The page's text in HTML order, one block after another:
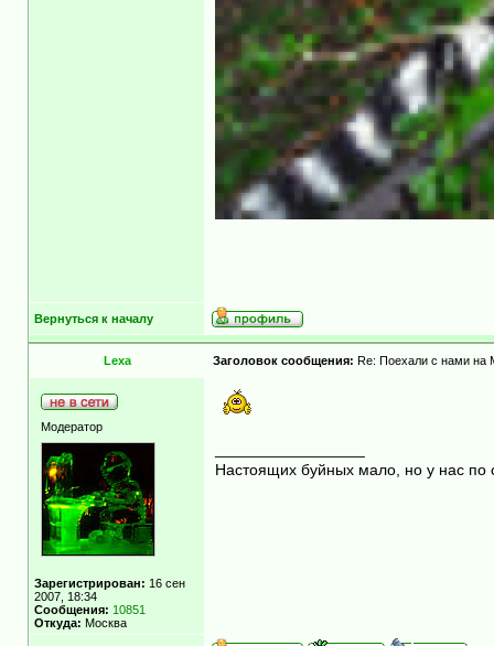
Вернуться к началу
Lexa Заголовок сообщения: Re: Поехали с нами на
Модератор
Зарегистрирован: 16 сен
2007, 18:34
Сообщения: 10851
Откуда: Москва
Настоящих буйных мало, но у нас по